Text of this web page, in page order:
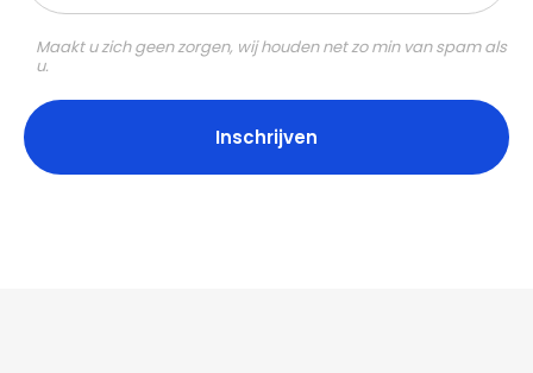
Maakt u zich geen zorgen, wij houden net zo min van spam als
u.